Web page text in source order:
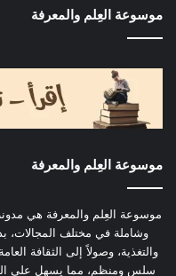
موسوعة العِلم والمعرفة
موسوعة العِلم والمعرفة
موسوعة العِلم والمعرفة هي
وشاملة في مختلف المجالات،
والتغذية، وصولاً إلى الثقافة
سلس ومنظم، مما يسهل على